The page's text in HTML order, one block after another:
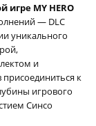
игре MY HERO
— DLC
уникального
и
присоединиться к
игрового
Синсо